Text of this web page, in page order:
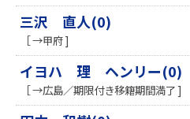
三沢 直人(0)
［ →甲府 ]
イヨハ 理 ヘンリー(0)
［ →広島／期限付き移籍期間満了 ]